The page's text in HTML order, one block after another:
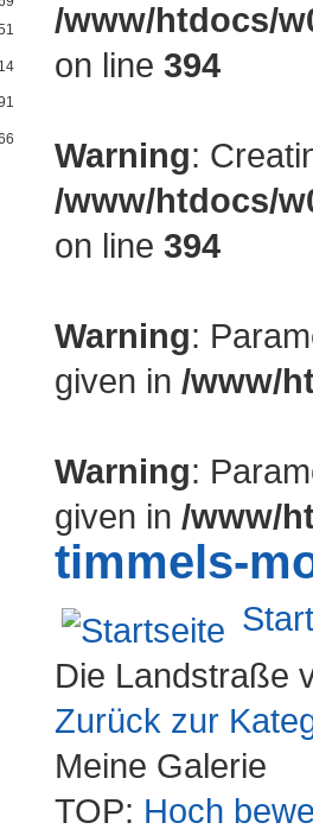
/www/htdocs/
on line 394
Warning:
/www/htdocs/
on line 394
Warning:
given in /www/
Warning:
given in /www/
timmels-
Die Landstraße
Zurück zur
Meine Galerie
TOP: Hoch